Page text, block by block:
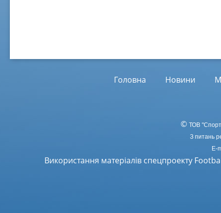
Головна Новини
© ТОВ
З питань
E-
Використання матеріалів спецпроекту